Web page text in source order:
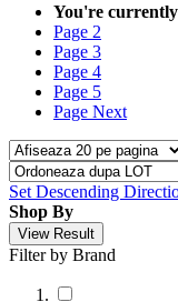
You're
Page 2
Page 3
Page 4
Page 5
Page Next
Set Descending
Shop By
View Result
Filter by Brand